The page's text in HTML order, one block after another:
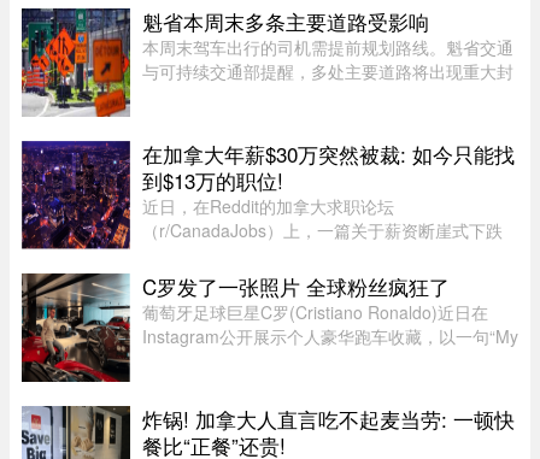
警惕日益猖獗的相关诈骗活动。CAFC 指出，一旦
加密货币被盗或转出，几乎不可能追 ...
魁省本周末多条主要道路受影响
本周末驾车出行的司机需提前规划路线。魁省交通
与可持续交通部提醒，多处主要道路将出现重大封
堵。20号高速（Boucherville ...
在加拿大年薪$30万突然被裁: 如今只能找
到$13万的职位!
近日，在Reddit的加拿大求职论坛
（r/CanadaJobs）上，一篇关于薪资断崖式下跌
（OP）表示，自己刚被裁员，此前的年薪高达30
万加元，但如今重返求职市场时却无奈地发现，同
类岗 ...
C罗发了一张照片 全球粉丝疯狂了
葡萄牙足球巨星C罗(Cristiano Ronaldo)近日在
Instagram公开展示个人豪华跑车收藏，以一句“My
Royce、McLaren、Bugatti等 ...
炸锅! 加拿大人直言吃不起麦当劳: 一顿快
餐比“正餐”还贵!